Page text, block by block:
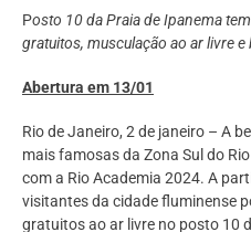
Posto 10 da Praia de Ipanema
gratuitos, musculação ao ar livre e
Abertura em 13/01
Rio de Janeiro, 2 de janeiro – A
mais famosas da Zona Sul do
com a Rio Academia 2024. A
visitantes da cidade fluminense
gratuitos ao ar livre no posto 10